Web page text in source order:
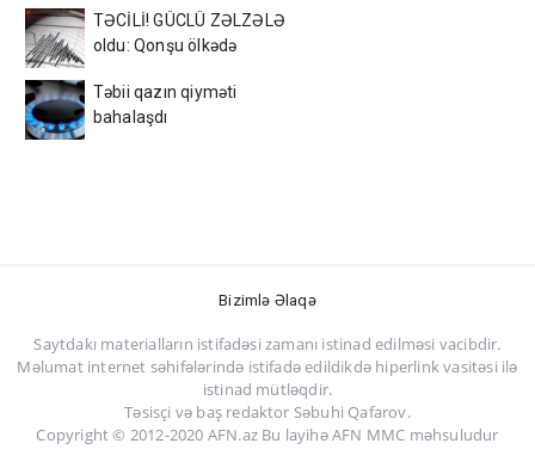
TƏCİLİ! GÜCLÜ ZƏLZƏLƏ
oldu: Qonşu ölkədə
Təbii qazın qiyməti
bahalaşdı
Bizimlə Əlaqə
Saytdakı materialların istifadəsi zamanı istinad edilməsi vacibdir.
Məlumat internet səhifələrində istifadə edildikdə hiperlink vasitəsi ilə
istinad mütləqdir.
Təsisçi və baş redaktor Səbuhi Qafarov.
Copyright © 2012-2020 AFN.az Bu layihə AFN MMC məhsuludur